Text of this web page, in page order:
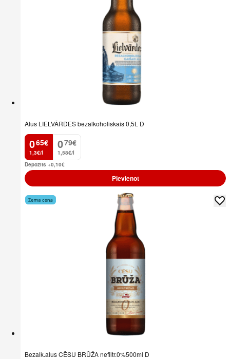
Alus LIELVĀRDES bezalkoholiskais 0,5L D
0
. 65€
1,3€/l
0
. 79€
1,58€/l
Depozīts +0,10€
Pievienot
Bezalk.alus CĒSU BRŪŽA nefiltr.0%500ml D